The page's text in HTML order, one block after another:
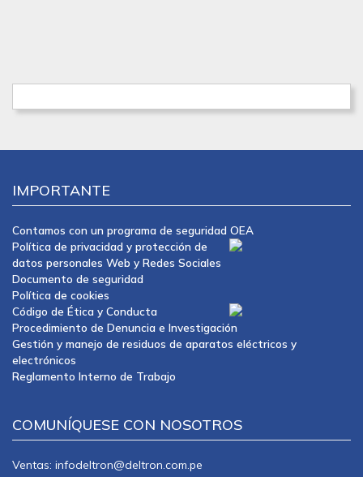
IMPORTANTE
Contamos con un programa de seguridad OEA
Política de privacidad y protección de
datos personales Web y Redes Sociales
Documento de seguridad
Política de cookies
Código de Ética y Conducta
Procedimiento de Denuncia e Investigación
Gestión y manejo de residuos de aparatos eléctricos y
electrónicos
Reglamento Interno de Trabajo
COMUNÍQUESE CON NOSOTROS
Ventas: infodeltron@deltron.com.pe